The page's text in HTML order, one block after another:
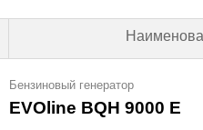
Бензиновый генератор
EVOline BQH 9000 E